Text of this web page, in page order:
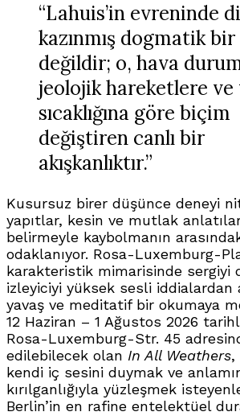
“Lahuis’in evreninde
kazınmış dogmatik
değildir; o, hava
jeolojik hareketlere
sıcaklığına göre biçim
değiştiren canlı bir
akışkanlıktır.”
Kusursuz birer düşünce deneyi
yapıtlar, kesin ve mutlak
belirmeyle kaybolmanın
odaklanıyor. Rosa-Luxemburg-
karakteristik mimarisinde sergiyi
izleyiciyi yüksek sesli iddialardan
yavaş ve meditatif bir okumaya
12 Haziran – 1 Ağustos 2026
Rosa-Luxemburg-Str. 45
edilebilecek olan In All Weathers,
kendi iç sesini duymak ve
kırılganlığıyla yüzleşmek
Berlin’in en rafine entelektüel